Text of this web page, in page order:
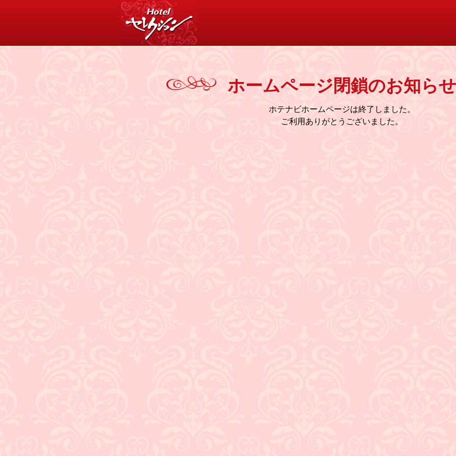
消費税について
ホームページ閉鎖のお知らせ
ホテナビホームページは終了しました。
ご利用ありがとうございました。